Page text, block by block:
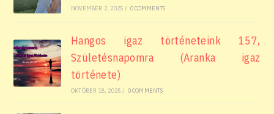
NOVEMBER 2, 2025 / 0 COMMENTS
Hangos igaz történeteink 157,
Születésnapomra (Aranka igaz
története)
OKTÓBER 18, 2025 / 0 COMMENTS